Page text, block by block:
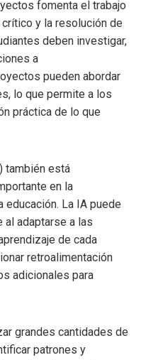
fomenta el trabajo
y la resolución de
deben investigar,
a
pueden abordar
lo que permite a los
práctica de lo que
también está
en la
La IA puede
al adaptarse a las
de cada
retroalimentación
adicionales para
grandes cantidades de
patrones y